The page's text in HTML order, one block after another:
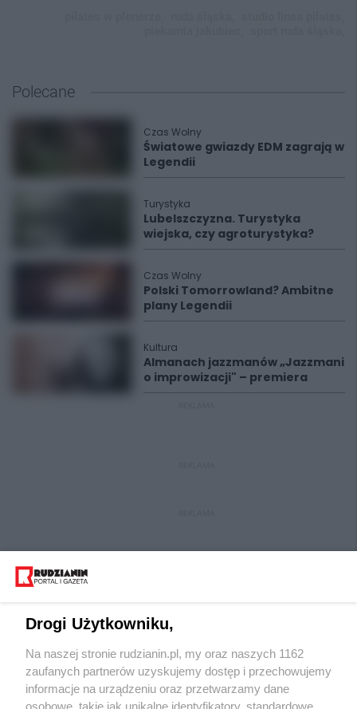
Polecane
Czas Wolny
Światowe gwiazdy EDM zagrają w
Legendii
Turystyka
Lubelszczyzna. Turystyka
wiejska, czy agroturystyka?
Czas Wolny
Polski Tomorrowland? Ambitne
plany Legendii
Kultura
Almanach jazzmanów „Jazzmani
o improwizacji" – premiera
Wydawca mediów lokalnych
Drogi Użytkowniku,
Na naszej stronie rudzianin.pl, my oraz naszych 1162
zaufanych partnerów uzyskujemy dostęp i przechowujemy
informacje na urządzeniu oraz przetwarzamy dane
osobowe, takie jak unikalne identyfikatory, standardowe